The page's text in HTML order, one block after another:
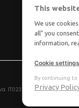
IT02360630301 |Privacy|
This
We use
all" you
information,
Cookie settings
By continuing to
Privacy